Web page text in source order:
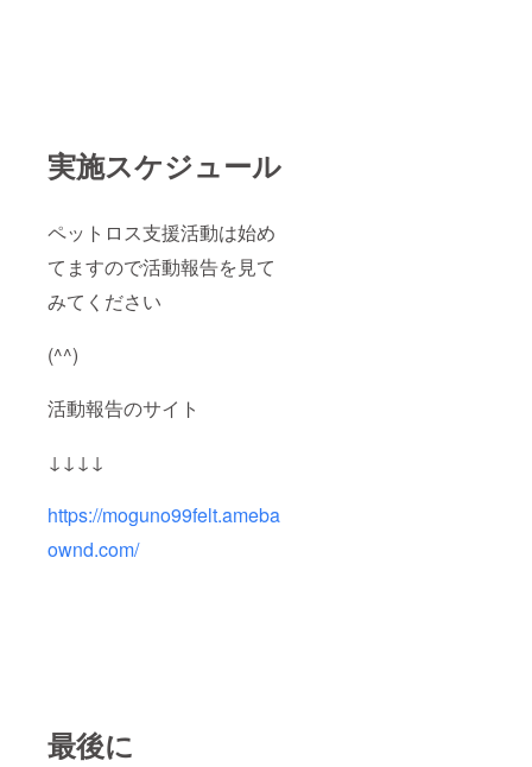
実施スケジュール
ペットロス支援活動は始め
てますので活動報告を見て
みてください
(^^)
活動報告のサイト
↓↓↓↓
https://moguno99felt.ameba
ownd.com/
最後に